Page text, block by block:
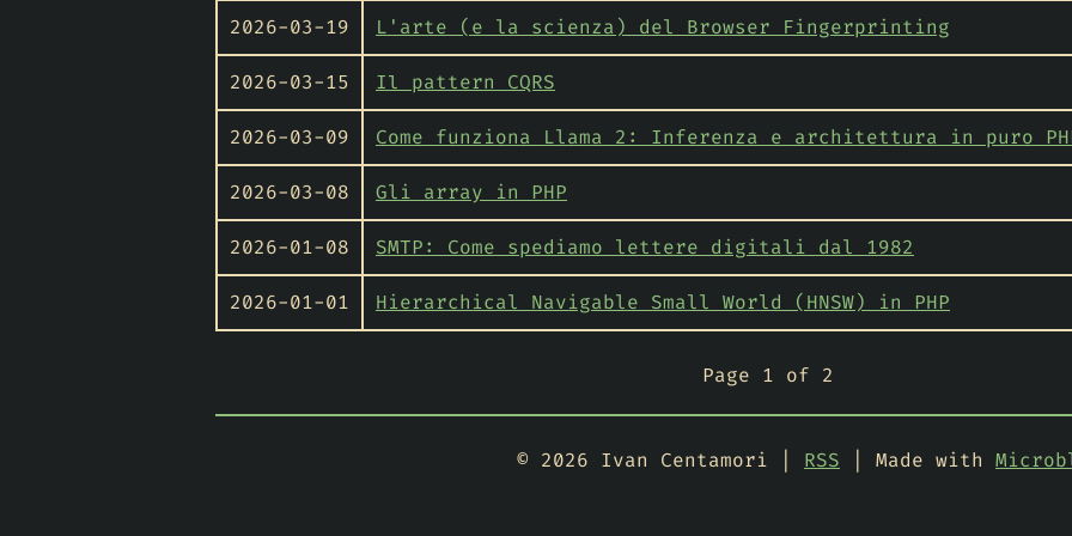
2026-03-19 L'arte (e la scienza) del Browser Fingerprinting
2026-03-15 Il pattern CQRS
2026-03-09 Come funziona Llama 2: Inferenza e architettura in puro
2026-03-08 Gli array in PHP
2026-01-08 SMTP: Come spediamo lettere digitali dal 1982
2026-01-01 Hierarchical Navigable Small World (HNSW) in PHP
Page 1 of 2
© 2026 Ivan Centamori | RSS | Made with